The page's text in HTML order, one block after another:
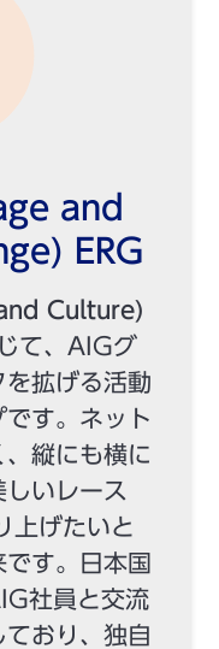
and
ERG
Culture)
て、AIGグ
を拡げる活動
す。ネット
縦にも横に
いレース
上げたいと
す。日本国
社員と交流
おり、独自